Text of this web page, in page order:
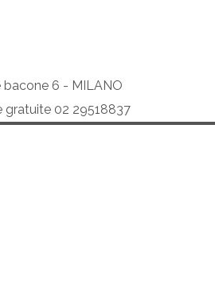
bacone 6 - MILANO
gratuite 02 29518837